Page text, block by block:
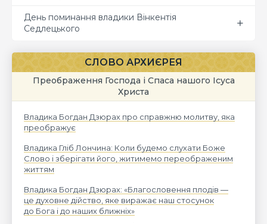
День поминання владики Вінкентія
Седлецького
СЛОВО АРХИЄРЕЯ
Преображення Господа і Спаса нашого Ісуса
Христа
Владика Богдан Дзюрах про справжню молитву, яка
преображує
Владика Гліб Лончина: Коли будемо слухати Боже
Слово і зберігати його, житимемо переображеним
життям
Владика Богдан Дзюрах: «Благословення плодів —
це духовне дійство, яке виражає наш стосунок
до Бога і до наших ближніх»